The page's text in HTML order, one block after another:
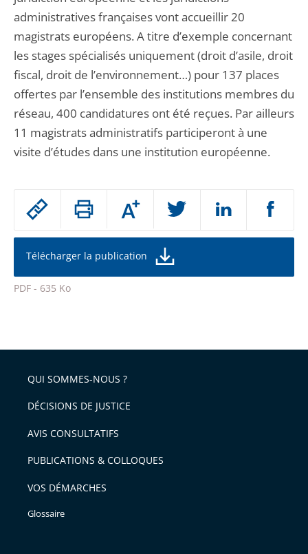
Passer
partage
de
l'article
pour
Augmenter
ou
la
de
police
Télécharger la publication
PDF - 635 Ko
l'article
pour
avant
administratives françaises vont accueillir 20
magistrats européens. A titre d’exemple concernant
les stages spécialisés uniquement (droit d’asile, droit
fiscal, droit de l’environnement…) pour 137 places
offertes par l’ensemble des institutions membres du
réseau, 400 candidatures ont été reçues. Par ailleurs
11 magistrats administratifs participeront à une
visite d’études dans une institution européenne.
QUI SOMMES-NOUS ?
DÉCISIONS DE JUSTICE
AVIS CONSULTATIFS
PUBLICATIONS & COLLOQUES
VOS DÉMARCHES
Glossaire